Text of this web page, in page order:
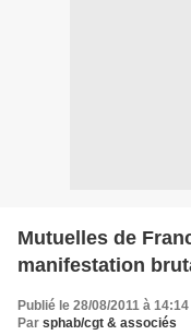
Mutuelles de
manifestation
Publié le 28/08/2011 à 14:14
Par sphab/cgt & associés